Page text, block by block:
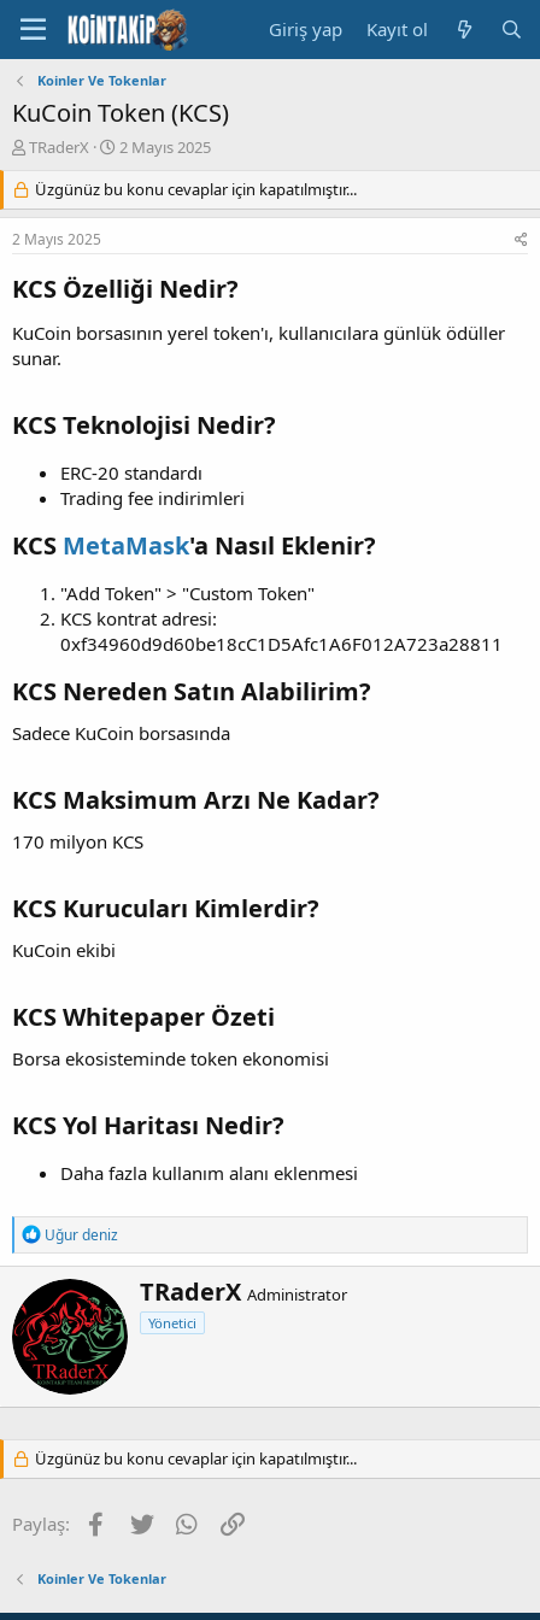
Giriş yap Kayıt ol
Koinler Ve Tokenlar
KuCoin Token (KCS)
K
n
u
y
B
a
l
a
n
TRaderX
B
ş
l
g
ı
t
h
2 Mayıs 2025
Üzgünüz bu konu cevaplar için kapatılmıştır...
2 Mayıs 2025
KCS Özelliği Nedir?
KuCoin borsasının yerel token'ı, kullanıcılara günlük ödüller
sunar.
KCS Teknolojisi Nedir?
ERC-20 standardı
Trading fee indirimleri
KCS MetaMask'a Nasıl Eklenir?
"Add Token" > "Custom Token"
KCS kontrat adresi:
0xf34960d9d60be18cC1D5Afc1A6F012A723a28811
KCS Nereden Satın Alabilirim?
Sadece KuCoin borsasında
KCS Maksimum Arzı Ne Kadar?
170 milyon KCS
KCS Kurucuları Kimlerdir?
KuCoin ekibi
KCS Whitepaper Özeti
Borsa ekosisteminde token ekonomisi
KCS Yol Haritası Nedir?
Daha fazla kullanım alanı eklenmesi
T
e
p
k
i
l
e
r
:
Uğur deniz
Y
a
z
TRaderX Administrator
Yönetici
Üzgünüz bu konu cevaplar için kapatılmıştır...
Paylaş: Facebook
Twitter WhatsApp
Koinler Ve Tokenlar